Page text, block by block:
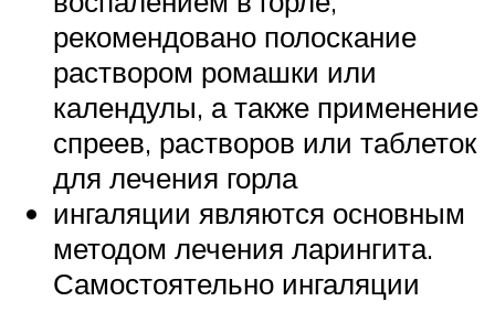
рекомендовано полоскание
раствором ромашки или
календулы, а также применение
спреев, растворов или таблеток
для лечения горла
ингаляции являются основным
методом лечения ларингита.
Самостоятельно ингаляции